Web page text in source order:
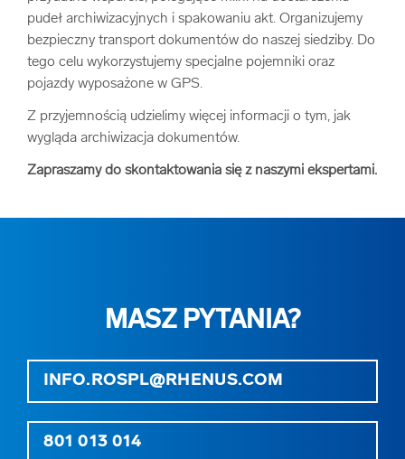
pudeł archiwizacyjnych i spakowaniu akt. Organizujemy
bezpieczny transport dokumentów do naszej siedziby. Do
tego celu wykorzystujemy specjalne pojemniki oraz
pojazdy wyposażone w GPS.
Z przyjemnością udzielimy więcej informacji o tym, jak
wygląda archiwizacja dokumentów.
Zapraszamy do skontaktowania się z naszymi ekspertami.
MASZ PYTANIA?
INFO.ROSPL@RHENUS.COM
801 013 014